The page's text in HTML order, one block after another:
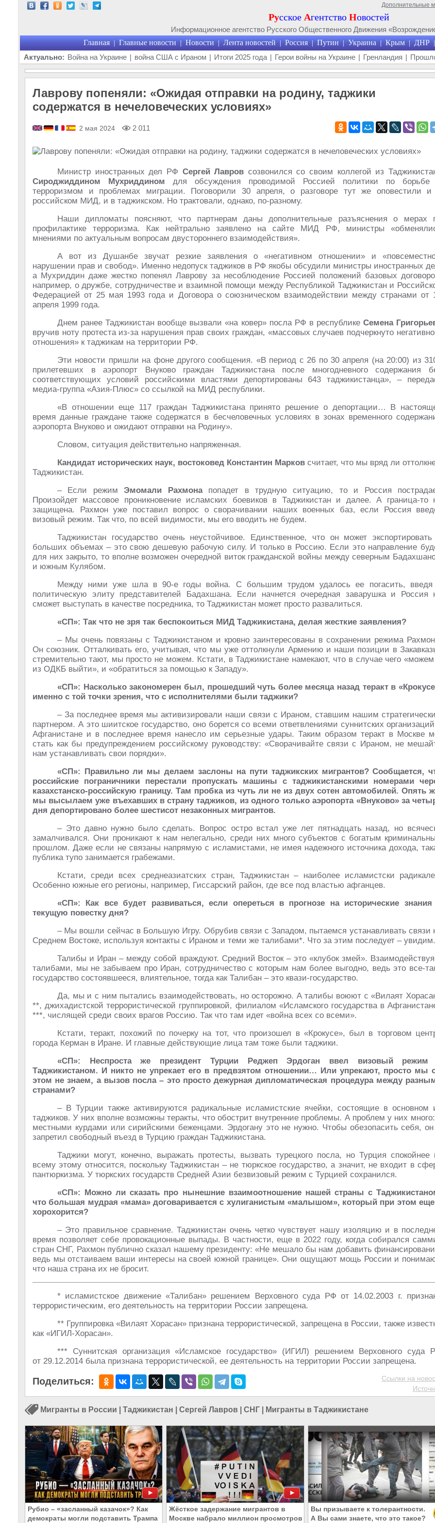
Дополнительные
Русское Агентство Новостей
Информационное агентство Русского Общественного Движения
Главная | Главные новости | Новости | Лента новостей | Россия | Путин | Украина | Крым | ДНР |
Актуально: Война на Украине | война США с Ираном | Итоги 2025 года | Герои войны на Украине | Гренландия |
Лаврову попеняли: «Ожидая отправки на родину, таджики
содержатся в нечеловеческих условиях»
2 мая 2024 2 011
Министр иностранных дел РФ Сергей Лавров созвонился со своим коллегой из
Сироджиддином Мухриддином для обсуждения проводимой Россией политики по борьбе
терроризмом и проблемах миграции. Поговорили 30 апреля, о разговоре тут же оповестили
российском МИД, и в таджикском. Но трактовали, однако, по-разному.
Наши дипломаты поясняют, что партнерам даны дополнительные разъяснения о мерах
профилактике терроризма. Как нейтрально заявлено на сайте МИД РФ, министры
мнениями по актуальным вопросам двустороннего взаимодействия».
А вот из Душанбе звучат резкие заявления о «негативном отношении» и
нарушении прав и свобод». Именно недопуск таджиков в РФ якобы обсудили министры иностранных
а Мухриддин даже жестко попенял Лаврову за несоблюдение Россией положений базовых
например, о дружбе, сотрудничестве и взаимной помощи между Республикой Таджикистан и
Федерацией от 25 мая 1993 года и Договора о союзническом взаимодействии между странами от
апреля 1999 года.
Днем ранее Таджикистан вообще вызвали «на ковер» посла РФ в республике Семена
вручив ноту протеста из-за нарушения прав своих граждан, «массовых случаев подчеркнуто
отношения» к таджикам на территории РФ.
Эти новости пришли на фоне другого сообщения. «В период с 26 по 30 апреля (на 20:00) из
прилетевших в аэропорт Внуково граждан Таджикистана после многодневного содержания
соответствующих условий российскими властями депортированы 643 таджикистанца», –
медиа-группа «Азия-Плюс» со ссылкой на МИД республики.
«В отношении еще 117 граждан Таджикистана принято решение о депортации… В
время данные граждане также содержатся в бесчеловечных условиях в зонах временного
аэропорта Внуково и ожидают отправки на Родину».
Словом, ситуация действительно напряженная.
Кандидат исторических наук, востоковед Константин Марков считает, что мы вряд ли
Таджикистан.
– Если режимЭмомали Рахмона попадет в трудную ситуацию, то и Россия
Произойдет массовое проникновение исламских боевиков в Таджикистан и далее. А граница-то
защищена. Рахмон уже поставил вопрос о сворачивании наших военных баз, если Россия
визовый режим. Так что, по всей видимости, мы его вводить не будем.
Таджикистан государство очень неустойчивое. Единственное, что он может
больших объемах – это свою дешевую рабочую силу. И только в Россию. Если это направление
для них закрыто, то вполне возможен очередной виток гражданской войны между северным
и южным Кулябом.
Между ними уже шла в 90-е годы война. С большим трудом удалось ее погасить,
политическую элиту представителей Бадахшана. Если начнется очередная заварушка и Россия
сможет выступать в качестве посредника, то Таджикистан может просто развалиться.
«СП»: Так что не зря так беспокоиться МИД Таджикистана, делая жесткие заявления?
– Мы очень повязаны с Таджикистаном и кровно заинтересованы в сохранении режима
Он союзник. Отталкивать его, учитывая, что мы уже оттолкнули Армению и наши позиции в
стремительно тают, мы просто не можем. Кстати, в Таджикистане намекают, что в случае чего
из ОДКБ выйти», и «обратиться за помощью к Западу».
«СП»: Насколько закономерен был, прошедший чуть более месяца назад теракт в
именно с той точки зрения, что с исполнителями были таджики?
– За последнее время мы активизировали наши связи с Ираном, ставшим нашим
партнером. А это шиитское государство, оно борется со всеми ответвлениями суннитских
Афганистане и в последнее время нанесло им серьезные удары. Таким образом теракт в Москве
стать как бы предупреждением российскому руководству: «Сворачивайте связи с Ираном, не
нам устанавливать свои порядки».
«СП»: Правильно ли мы делаем заслоны на пути таджикских мигрантов? Сообщается,
российские пограничники перестали пропускать машины с таджикистанскими номерами
казахстанско-российскую границу. Там пробка из чуть ли не из двух сотен автомобилей. Опять
мы высылаем уже въехавших в страну таджиков, из одного только аэропорта «Внуково» за
дня депортировано более шестисот незаконных мигрантов.
– Это давно нужно было сделать. Вопрос остро встал уже лет пятнадцать назад, но
замалчивался. Они проникают к нам нелегально, среди них много субъектов с богатым
прошлом. Даже если не связаны напрямую с исламистами, не имея надежного источника дохода,
публика тупо занимается грабежами.
Кстати, среди всех среднеазиатских стран, Таджикистан – наиболее исламистски
Особенно южные его регионы, например, Гиссарский район, где все под властью афганцев.
«СП»: Как все будет развиваться, если опереться в прогнозе на исторические
текущую повестку дня?
– Мы вошли сейчас в Большую Игру. Обрубив связи с Западом, пытаемся устанавливать связи
Среднем Востоке, используя контакты с Ираном и теми же талибами*. Что за этим последует – увидим.
Талибы и Иран – между собой враждуют. Средний Восток – это «клубок змей».
талибами, мы не забываем про Иран, сотрудничество с которым нам более выгодно, ведь это все-
государство состоявшееся, влиятельное, тогда как Талибан – это квази-государство.
Да, мы и с ним пытались взаимодействовать, но осторожно. А талибы воюют с «Вилаят
**, джихадистской террористической группировкой, филиалом «Исламского государства в
***, числящей среди своих врагов Россию. Так что там идет «война всех со всеми».
Кстати, теракт, похожий по почерку на тот, что произошел в «Крокусе», был в торговом
города Керман в Иране. И главные действующие лица там тоже были таджики.
«СП»: Неспроста же президент Турции Реджеп Эрдоган ввел визовый режим
Таджикистаном. И никто не упрекает его в предвзятом отношении… Или упрекают, просто мы
этом не знаем, а вызов посла – это просто дежурная дипломатическая процедура между
странами?
– В Турции также активируются радикальные исламистские ячейки, состоящие в основном
таджиков. У них вполне возможны теракты, что обострит внутренние проблемы. А проблем у них
местными курдами или сирийскими беженцами. Эрдогану это не нужно. Чтобы обезопасить себя,
запретил свободный въезд в Турцию граждан Таджикистана.
Таджики могут, конечно, выражать протесты, вызвать турецкого посла, но Турция спокойнее
всему этому относится, поскольку Таджикистан – не тюркское государство, а значит, не входит в
пантюркизма. У тюркских государств Средней Азии безвизовый режим с Турцией сохранился.
«СП»: Можно ли сказать про нынешние взаимоотношение нашей страны с
что большая мудрая «мама» договаривается с хулиганистым «малышом», который при этом
хорохорится?
– Это правильное сравнение. Таджикистан очень четко чувствует нашу изоляцию и в
время позволяет себе провокационные выпады. В частности, еще в 2022 году, когда собирался
стран СНГ, Рахмон публично сказал нашему президенту: «Не мешало бы нам добавить
ведь мы отстаиваем ваши интересы на своей южной границе». Они ощущают мощь России и
что наша страна их не бросит.
* исламистское движение «Талибан» решением Верховного суда РФ от 14.02.2003 г.
террористическим, его деятельность на территории России запрещена.
** Группировка «Вилаят Хорасан» признана террористической, запрещена в России, также
как «ИГИЛ-Хорасан».
*** Суннитская организация «Исламское государство» (ИГИЛ) решением Верховного суда
от 29.12.2014 была признана террористической, ее деятельность на территории России запрещена.
Поделиться:
Ссылки на
Мигранты в России Таджикистан Сергей Лавров СНГ Мигранты в Таджикистане
Рубио – «засланный казачок»? Как
демократы могли подставить Трампа
Жёсткое задержание мигрантов в
Москве набрало миллион просмотров
Вы призываете к толерантности.
А Вы сами знаете, что это такое?